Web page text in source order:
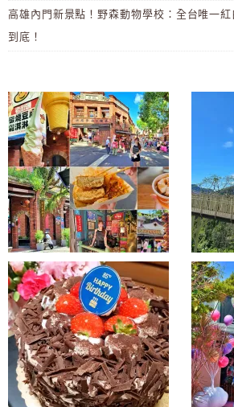
高雄內門新景點！野森動物學校：全台唯一
到底！